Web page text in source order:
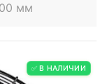
мм
✅ В НАЛИЧИИ